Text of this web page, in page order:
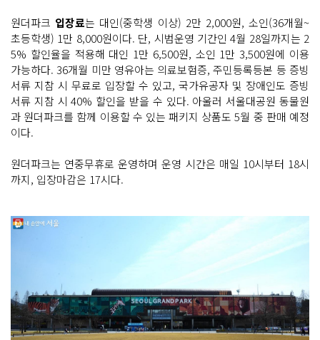
원더파크 입장료는 대인(중학생 이상) 2만 2,000원, 소인(36개월~
초등학생) 1만 8,000원이다. 단, 시범운영 기간인 4월 28일까지는 2
5% 할인율을 적용해 대인 1만 6,500원, 소인 1만 3,500원에 이용
가능하다. 36개월 미만 영유아는 의료보험증, 주민등록등본 등 증빙
서류 지참 시 무료로 입장할 수 있고, 국가유공자 및 장애인도 증빙
서류 지참 시 40% 할인을 받을 수 있다. 아울러 서울대공원 동물원
과 원더파크를 함께 이용할 수 있는 패키지 상품도 5월 중 판매 예정
이다.
원더파크는 연중무휴로 운영하며 운영 시간은 매일 10시부터 18시
까지, 입장마감은 17시다.